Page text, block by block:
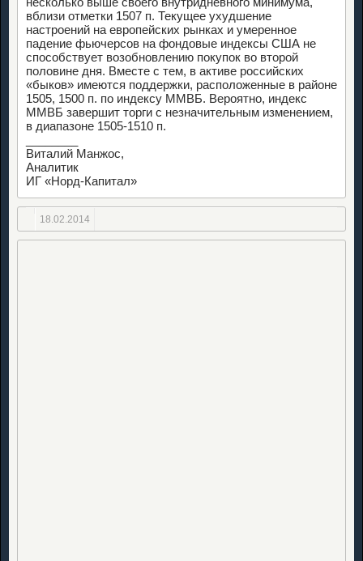
вблизи отметки 1507 п. Текущее ухудшение
настроений на европейских рынках и умеренное
падение фьючерсов на фондовые индексы США не
способствует возобновлению покупок во второй
половине дня. Вместе с тем, в активе российских
«быков» имеются поддержки, расположенные в районе
1505, 1500 п. по индексу ММВБ. Вероятно, индекс
ММВБ завершит торги с незначительным изменением,
в диапазоне 1505-1510 п.
Виталий Манжос,
Аналитик
ИГ «Норд-Капитал»
18.02.2014